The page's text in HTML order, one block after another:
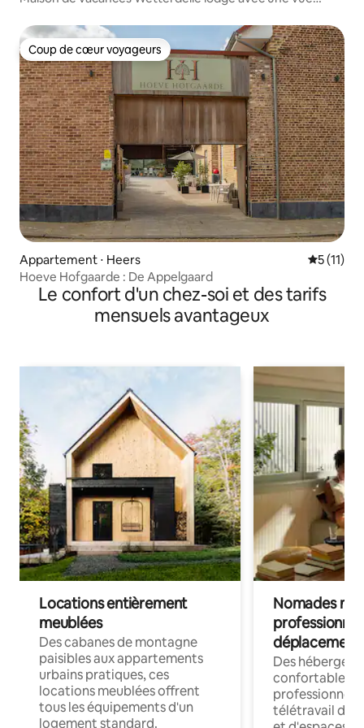
Coup de cœur voyageurs
Coup de cœur voyageurs
Appartement ⋅ Heers
5 (11)
Hoeve Hofgaarde : De Appelgaard
Le confort d'un chez-soi et des tarifs
mensuels avantageux
Locations entièrement
meublées
Des cabanes de montagne
paisibles aux appartements
urbains pratiques, ces
locations meublées offrent
tous les équipements d'un
logement standard.
Nomades
déplacement
Des
confortables
professionnels
télétravail